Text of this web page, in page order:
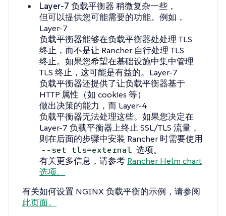
Layer-7 负载平衡器 稍微复杂一些，
但可以提供您可能需要的功能。例如，
Layer-7
负载平衡器能够在负载平衡器处处理 TLS
终止，而不是让 Rancher 自行处理 TLS
终止。如果您希望在基础设施中集中管理
TLS 终止，这可能是有益的。Layer-7
负载平衡器还提供了让负载平衡器基于
HTTP 属性（如 cookies 等）
做出决策的能力，而 Layer-4
负载平衡器无法处理这些。如果您决定在
Layer-7 负载平衡器上终止 SSL/TLS 流量，
则在后面的步骤中安装 Rancher 时需要使用
--set tls=external 选项。
有关更多信息，请参考 Rancher Helm chart
选项。
有关如何设置 NGINX 负载平衡的示例，请参阅
此页面。